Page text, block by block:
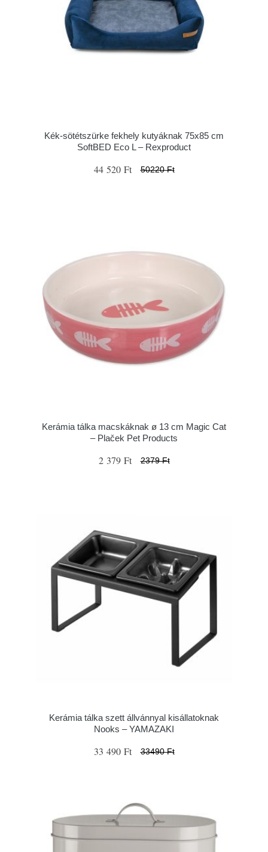
Kék-sötétszürke fekhely kutyáknak 75x85 cm
SoftBED Eco L – Rexproduct
44 520 Ft 50220 Ft
Kerámia tálka macskáknak ø 13 cm Magic Cat
– Plaček Pet Products
2 379 Ft 2379 Ft
Kerámia tálka szett állvánnyal kisállatoknak
Nooks – YAMAZAKI
33 490 Ft 33490 Ft